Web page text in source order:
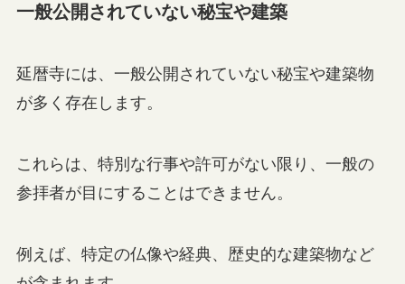
一般公開されていない秘宝や建築
延暦寺には、一般公開されていない秘宝や建築物
が多く存在します。
これらは、特別な行事や許可がない限り、一般の
参拝者が目にすることはできません。
例えば、特定の仏像や経典、歴史的な建築物など